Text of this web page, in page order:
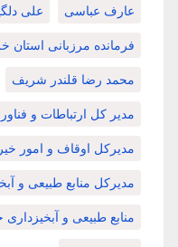
عارف عباسی علی
فرمانده مرزبانی
محمد رضا قلندر شریف
مدیر کل ارتباطات و
مدیرکل اوقاف و امور
مدیرکل منابع طبیعی و
منابع طبیعی و